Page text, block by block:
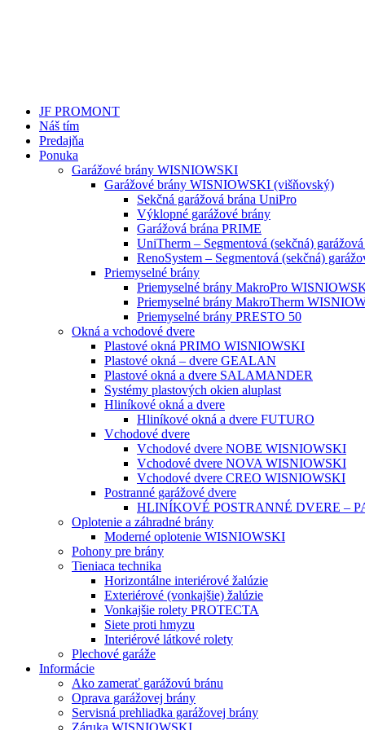
JF PROMONT
Náš tím
Predajňa
Ponuka
Garážové brány WISNIOWSKI
Garážové brány WISNIOWSKI (višňovský)
Sekčná garážová brána UniPro
Výklopné garážové brány
Garážová brána PRIME
UniTherm – Segmentová (sekčná) garážová
RenoSystem – Segmentová (sekčná)
Priemyselné brány
Priemyselné brány MakroPro
Priemyselné brány MakroTherm
Priemyselné brány PRESTO 50
Okná a vchodové dvere
Plastové okná PRIMO WISNIOWSKI
Plastové okná – dvere GEALAN
Plastové okná a dvere SALAMANDER
Systémy plastových okien aluplast
Hliníkové okná a dvere
Hliníkové okná a dvere FUTURO
Vchodové dvere
Vchodové dvere NOBE WISNIOWSKI
Vchodové dvere NOVA WISNIOWSKI
Vchodové dvere CREO WISNIOWSKI
Postranné garážové dvere
HLINÍKOVÉ POSTRANNÉ DVERE –
Oplotenie a záhradné brány
Moderné oplotenie WISNIOWSKI
Pohony pre brány
Tieniaca technika
Horizontálne interiérové žalúzie
Exteriérové (vonkajšie) žalúzie
Vonkajšie rolety PROTECTA
Siete proti hmyzu
Interiérové látkové rolety
Plechové garáže
Informácie
Ako zamerať garážovú bránu
Oprava garážovej brány
Servisná prehliadka garážovej brány
Záruka WISNIOWSKI